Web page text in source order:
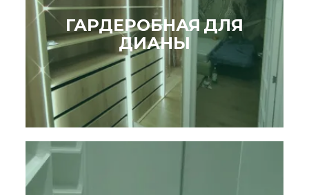
ГАРДЕРОБНАЯ ДЛЯ
ДИАНЫ